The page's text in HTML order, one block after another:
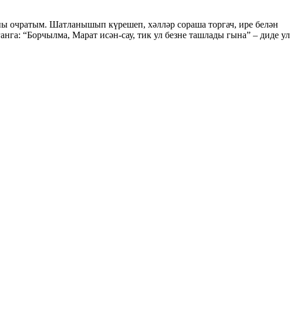
очратым. Шатланышып күрешеп, хәлләр сораша торгач, ире белән
“Борчылма, Марат исән-сау, тик ул безне ташлады гына” – диде ул